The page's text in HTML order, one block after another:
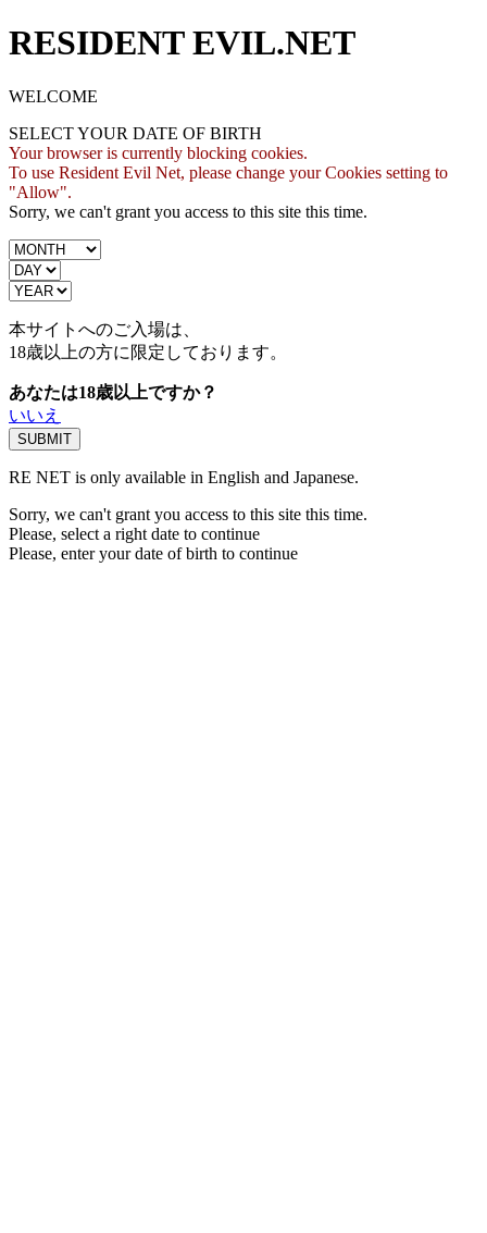
RESIDENT EVIL.NET
WELCOME
SELECT YOUR DATE OF BIRTH
Your browser is currently blocking cookies.
To use Resident Evil Net, please change your Cookies setting to
"Allow".
Sorry, we can't grant you access to this site this time.
本サイトへのご入場は、
18歳以上の方に限定しております。
あなたは18歳以上ですか？
いいえ
RE NET is only available in English and Japanese.
Sorry, we can't grant you access to this site this time.
Please, select a right date to continue
Please, enter your date of birth to continue